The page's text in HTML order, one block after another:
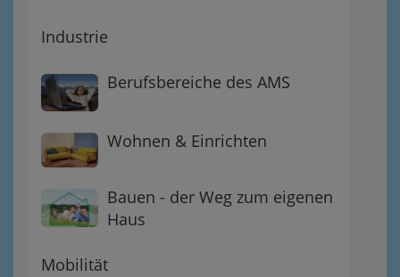
Industrie
Berufsbereiche des AMS
Wohnen & Einrichten
Bauen - der Weg zum eigenen
Haus
Mobilität